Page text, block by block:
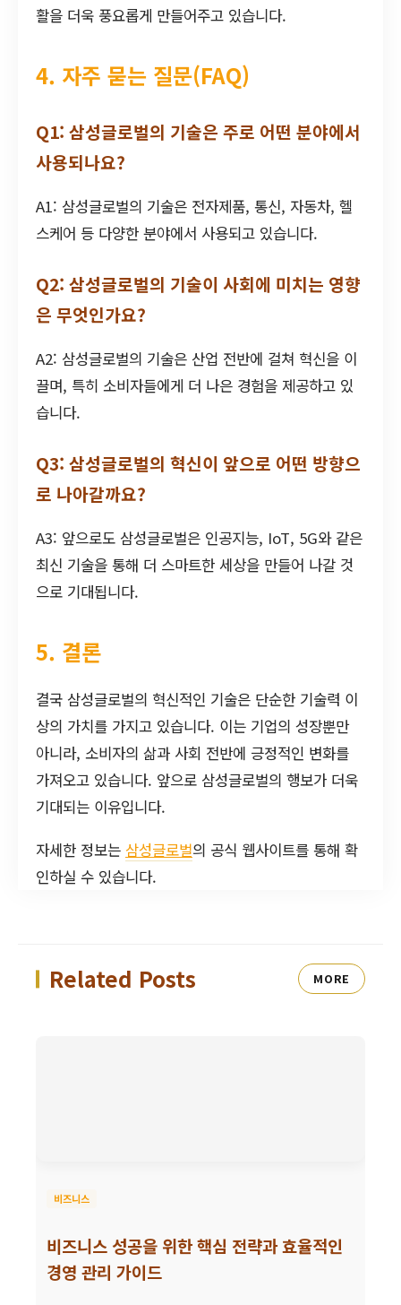
활을 더욱 풍요롭게 만들어주고 있습니다.
4. 자주 묻는 질문(FAQ)
Q1: 삼성글로벌의 기술은 주로 어떤 분야에서
사용되나요?
A1: 삼성글로벌의 기술은 전자제품, 통신, 자동차, 헬
스케어 등 다양한 분야에서 사용되고 있습니다.
Q2: 삼성글로벌의 기술이 사회에 미치는 영향
은 무엇인가요?
A2: 삼성글로벌의 기술은 산업 전반에 걸쳐 혁신을 이
끌며, 특히 소비자들에게 더 나은 경험을 제공하고 있
습니다.
Q3: 삼성글로벌의 혁신이 앞으로 어떤 방향으
로 나아갈까요?
A3: 앞으로도 삼성글로벌은 인공지능, IoT, 5G와 같은
최신 기술을 통해 더 스마트한 세상을 만들어 나갈 것
으로 기대됩니다.
5. 결론
결국 삼성글로벌의 혁신적인 기술은 단순한 기술력 이
상의 가치를 가지고 있습니다. 이는 기업의 성장뿐만
아니라, 소비자의 삶과 사회 전반에 긍정적인 변화를
가져오고 있습니다. 앞으로 삼성글로벌의 행보가 더욱
기대되는 이유입니다.
자세한 정보는 삼성글로벌의 공식 웹사이트를 통해 확
인하실 수 있습니다.
Related Posts MORE
비즈니스
비즈니스 성공을 위한 핵심 전략과 효율적인
경영 관리 가이드